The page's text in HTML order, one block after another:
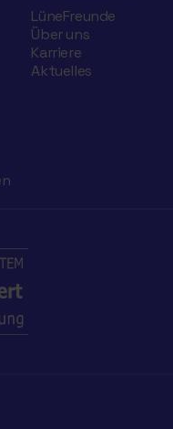
LüneFreunde
Über uns
Karriere
Aktuelles